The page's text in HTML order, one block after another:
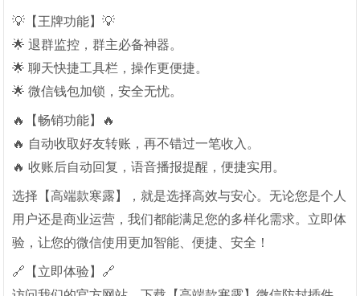
💡【王牌功能】💡
🌟 退群监控，群主必备神器。
🌟 聊天快捷工具栏，操作更便捷。
🌟 微信钱包加锁，安全无忧。
🔥【畅销功能】🔥
🔥 自动收取好友转账，再不错过一笔收入。
🔥 收账后自动回复，语音播报提醒，便捷实用。
选择【高端款寒露】，就是选择高效与安心。无论您是个人
用户还是商业运营，我们都能满足您的多样化需求。立即体
验，让您的微信使用更加智能、便捷、安全！
🔗【立即体验】🔗